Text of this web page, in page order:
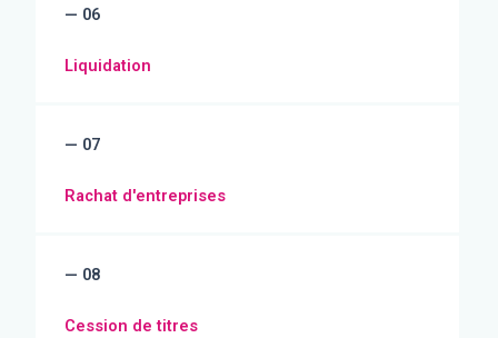
— 06
Liquidation
— 07
Rachat d'entreprises
— 08
Cession de titres